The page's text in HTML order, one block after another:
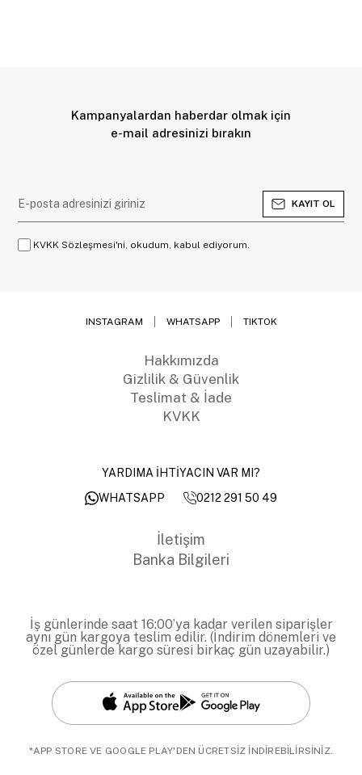
Kampanyalardan haberdar olmak için
e-mail adresinizi bırakın
KAYIT OL
KVKK Sözleşmesi'ni, okudum, kabul ediyorum.
INSTAGRAM WHATSAPP TIKTOK
Hakkımızda
Gizlilik & Güvenlik
Teslimat & İade
KVKK
YARDIMA İHTİYACIN VAR MI?
WHATSAPP
0212 291 50 49
İletişim
Banka Bilgileri
İş günlerinde saat 16:00’ya kadar verilen siparişler
aynı gün kargoya teslim edilir. (İndirim dönemleri ve
özel günlerde kargo süresi birkaç gün uzayabilir.)
*APP STORE VE GOOGLE PLAY'DEN ÜCRETSİZ İNDİREBİLİRSİNİZ.